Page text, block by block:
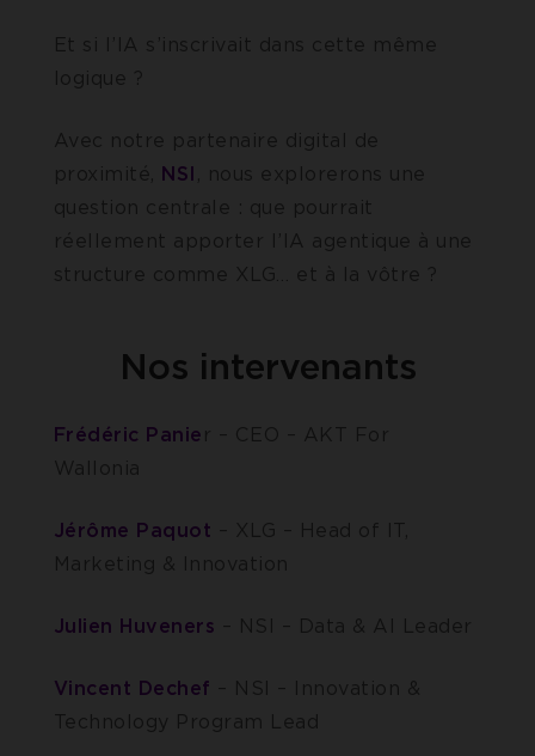
Et si l’IA s’inscrivait dans cette même
logique ?
Avec notre partenaire digital de
proximité, NSI , nous explorerons une
question centrale : que pourrait
réellement apporter l’IA agentique à une
structure comme XLG… et à la vôtre ?
Nos intervenants
Frédéric Panie r – CEO – AKT For
Wallonia
Jérôme Paquot – XLG – Head of IT,
Marketing & Innovation
Julien Huveners – NSI – Data & AI Leader
Vincent Dechef – NSI – Innovation &
Technology Program Lead